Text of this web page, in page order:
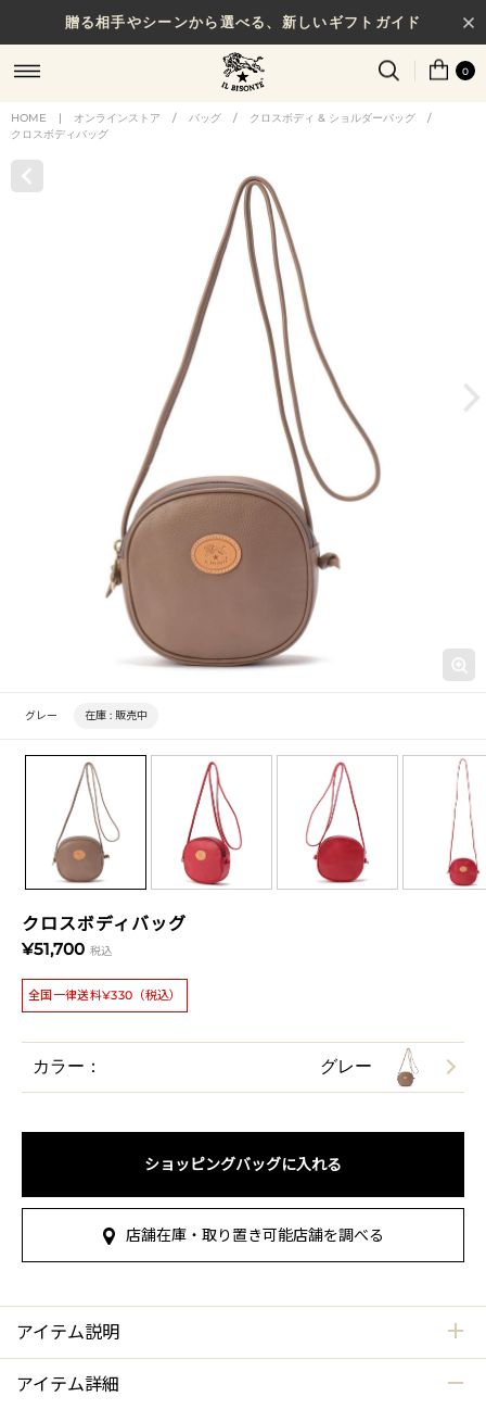
贈る相手やシーンから選べる、新しいギフトガイド
0
HOME | オンラインストア / バッグ / クロスボディ & ショルダーバッグ
/
クロスボディバッグ
クロスボディバッグ
¥51,700 税込
全国一律送料¥330（税込）
グレー 在庫 : 販売中
カラー： グレー
ショッピングバッグに入れる
店舗在庫・取り置き可能店舗を調べる
アイテム説明
アイテム詳細